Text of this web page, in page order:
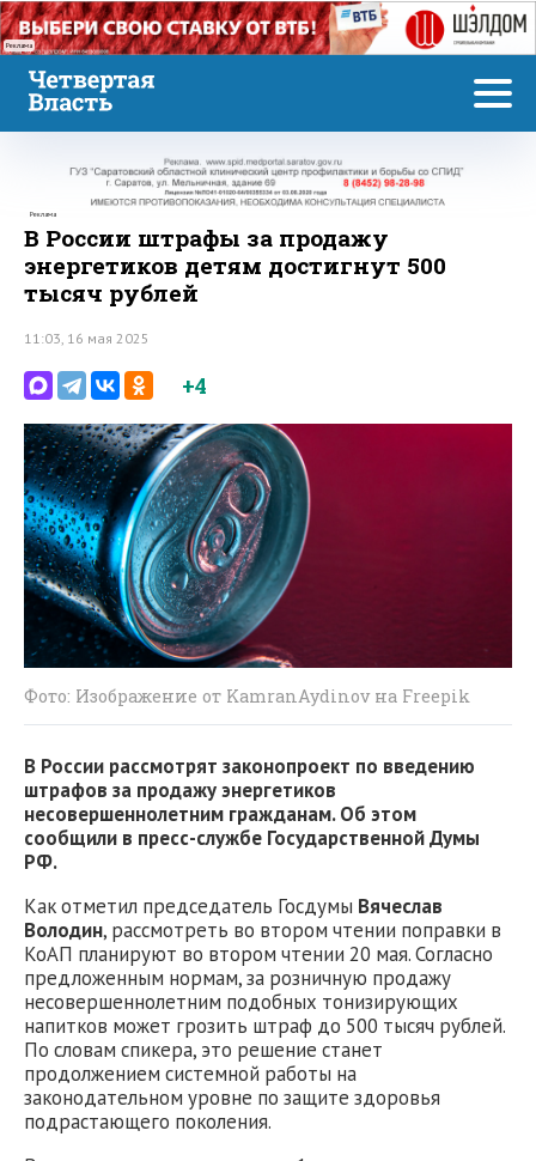
Реклама
Реклама
В России штрафы за продажу
энергетиков детям достигнут 500
тысяч рублей
11:03, 16 мая 2025
+4
Фото: Изображение от KamranAydinov на Freepik
В России рассмотрят законопроект по введению
штрафов за продажу энергетиков
несовершеннолетним гражданам. Об этом
сообщили в пресс-службе Государственной Думы
РФ.
Как отметил председатель Госдумы Вячеслав
Володин, рассмотреть во втором чтении поправки в
КоАП планируют во втором чтении 20 мая. Согласно
предложенным нормам, за розничную продажу
несовершеннолетним подобных тонизирующих
напитков может грозить штраф до 500 тысяч рублей.
По словам спикера, это решение станет
продолжением системной работы на
законодательном уровне по защите здоровья
подрастающего поколения.